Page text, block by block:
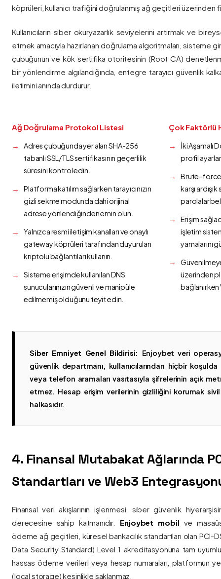
köprüleri, kullanıcı trafiğini doğrulanmış ağ geçitleri üzerinden
Kullanıcıların siber okuryazarlık seviyelerini artırmak ve
etmek amacıyla hazırlanan doğrulama algoritmaları, sisteme
çubuğunun ve kök sertifika otoritesinin (Root CA)
bir yönlendirme algılandığında, entegre tarayıcı güvenlik
iletimini anında durdurur.
Ağ Doğrulama Protokol Listesi
Adres çubuğunda yer alan SHA-256
tabanlı SSL/TLS sertifikasının geçerlilik
süresini kontrol edin.
Platforma katılım sağlarken tarayıcınızın
gizli sekme modunda dahi orijinal
adrese yönlendiğinden emin olun.
Yalnızca resmi iletişim kanalları ve onaylı
gateway köprüleri tarafından duyurulan
kriptolu bağlantıları kullanın.
Sisteme erişimde kullanılan DNS
sunucularınızın güvenli ve manipüle
edilmemiş olduğunu teyit edin.
Çok Faktörlü
İki Aşamalı
profil
Brute-force
karşı
parolalar
Erişim
işletim
yamalarını
üzerinden
bağlanırken
Siber Emniyet Genel Bildirisi:
Enjoybet veri
güvenlik departmanı, kullanıcılarından hiçbir
veya telefon aramaları vasıtasıyla şifrelerinin açık
etmez. Hesap erişim verilerinin gizliliğini korumak
halkasıdır.
4. Finansal Mutabakat Ağlarında
Standartları ve Web3
Finansal veri akışlarının işlenmesi, siber güvenlik
derecesine sahip katmanıdır. Enjoybet mobil ve
ödeme ağ geçitleri, küresel bankacılık standartları olan PCI-
Data Security Standard) Level 1 akreditasyonuna tam
hassas ödeme verileri veya hesap numaraları, platformun
(local storage) kesinlikle saklanmaz.